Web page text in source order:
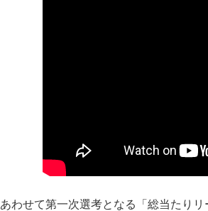
あわせて第一次選考となる「総当たり